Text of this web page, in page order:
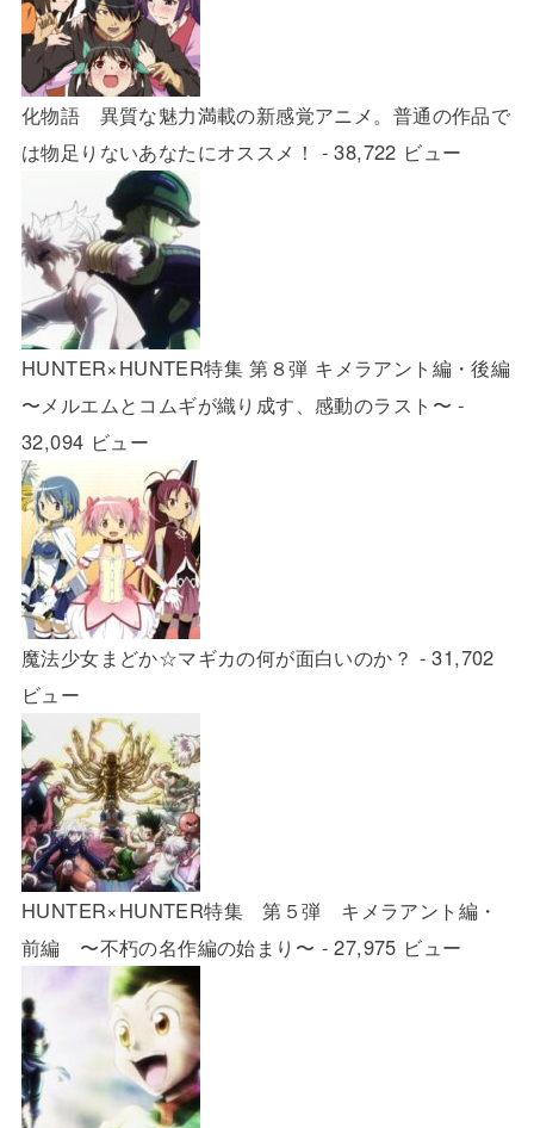
化物語 異質な魅力満載の新感覚アニメ。普通の作品で
は物足りないあなたにオススメ！ - 38,722 ビュー
HUNTER×HUNTER特集 第８弾 キメラアント編・後編
〜メルエムとコムギが織り成す、感動のラスト〜 -
32,094 ビュー
魔法少女まどか☆マギカの何が面白いのか？ - 31,702
ビュー
HUNTER×HUNTER特集 第５弾 キメラアント編・
前編 〜不朽の名作編の始まり〜 - 27,975 ビュー